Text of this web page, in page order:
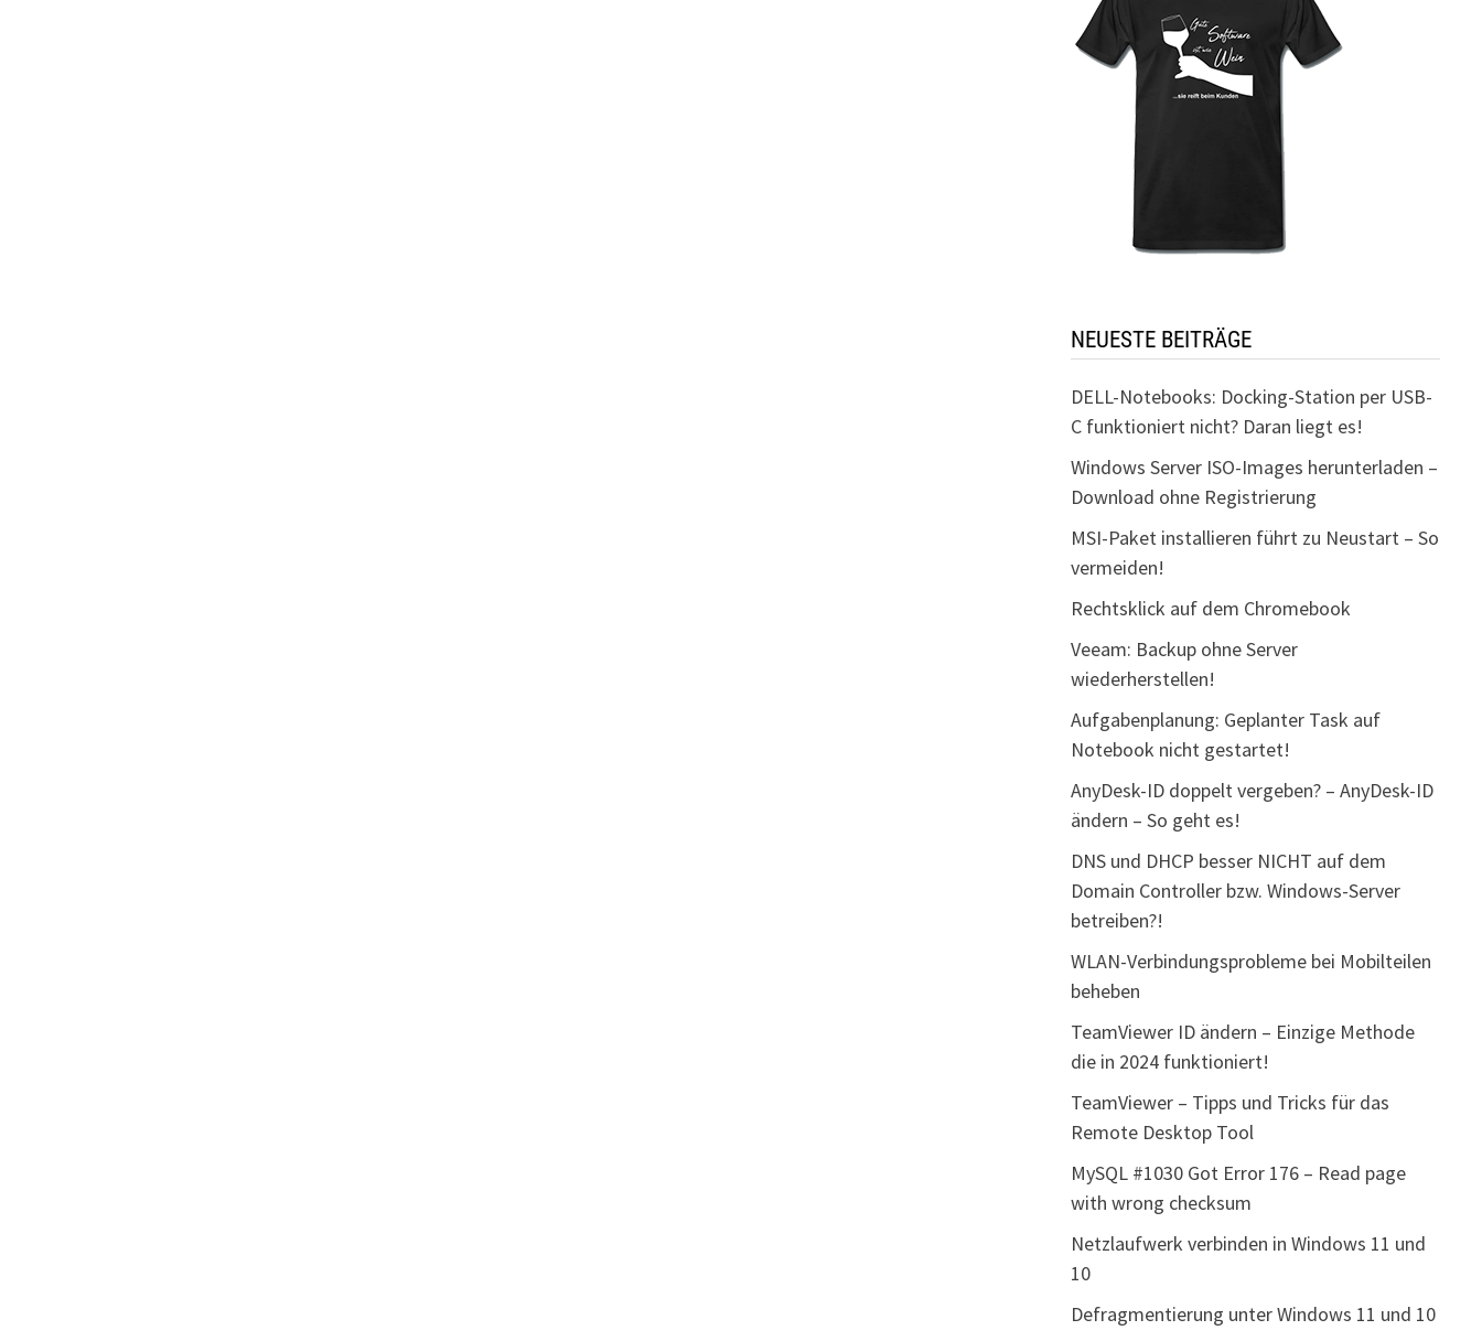
NEUESTE BEITRÄGE
DELL-Notebooks: Docking-Station per USB-
C funktioniert nicht? Daran liegt es!
Windows Server ISO-Images herunterladen –
Download ohne Registrierung
MSI-Paket installieren führt zu Neustart – So
vermeiden!
Rechtsklick auf dem Chromebook
Veeam: Backup ohne Server
wiederherstellen!
Aufgabenplanung: Geplanter Task auf
Notebook nicht gestartet!
AnyDesk-ID doppelt vergeben? – AnyDesk-ID
ändern – So geht es!
DNS und DHCP besser NICHT auf dem
Domain Controller bzw. Windows-Server
betreiben?!
WLAN-Verbindungsprobleme bei Mobilteilen
beheben
TeamViewer ID ändern – Einzige Methode
die in 2024 funktioniert!
TeamViewer – Tipps und Tricks für das
Remote Desktop Tool
MySQL #1030 Got Error 176 – Read page
with wrong checksum
Netzlaufwerk verbinden in Windows 11 und
10
Defragmentierung unter Windows 11 und 10